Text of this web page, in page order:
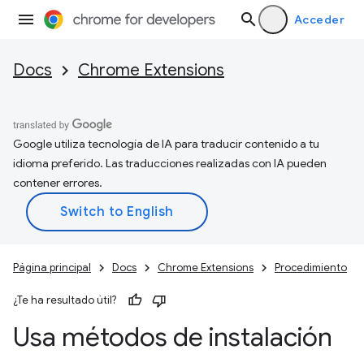
Acceder
Docs Chrome Extensions
Google utiliza tecnología de IA para traducir contenido a tu
idioma preferido. Las traducciones realizadas con IA pueden
contener errores.
Página principal Docs Chrome Extensions Procedimiento
¿Te ha resultado útil?
Usa métodos de instalación